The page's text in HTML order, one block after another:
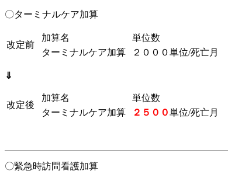
〇ターミナルケア加算
改定前
加算名 単位数
ターミナルケア加算
２０００単位/死亡月
⇓
改定後
加算名 単位数
ターミナルケア加算
２５００単位/死亡月
〇緊急時訪問看護加算